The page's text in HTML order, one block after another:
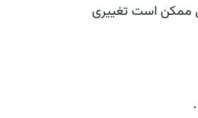
ممکن است تغییری
.